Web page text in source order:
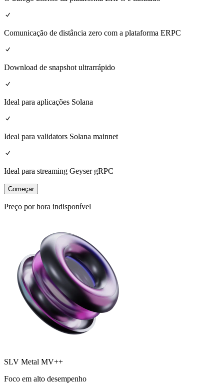
Comunicação de distância zero com a plataforma ERPC
Download de snapshot ultrarrápido
Ideal para aplicações Solana
Ideal para validators Solana mainnet
Ideal para streaming Geyser gRPC
Começar
Preço por hora indisponível
SLV Metal MV++
Foco em alto desempenho